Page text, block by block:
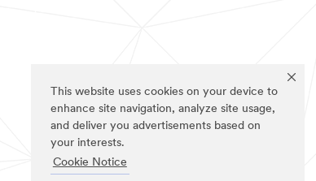
This website uses cookies on your device to
enhance site navigation, analyze site usage,
and deliver you advertisements based on
your interests.
Cookie Notice